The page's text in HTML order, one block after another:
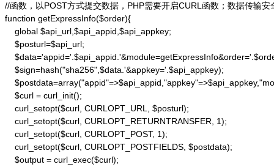
//函数，以POST方式提交数据，PHP需要开启CURL函数；数据传输安
function getExpressInfo($order){
    global $api_url,$api_appid,$api_appkey;
    $posturl=$api_url;
    $sign=hash("sha256",$data.'&appkey='.$api_appkey);
    $curl = curl_init();
    curl_setopt($curl, CURLOPT_URL, $posturl);
    curl_setopt($curl, CURLOPT_RETURNTRANSFER, 1);
    curl_setopt($curl, CURLOPT_POST, 1);
    curl_setopt($curl, CURLOPT_POSTFIELDS, $postdata);
    $output = curl_exec($curl);